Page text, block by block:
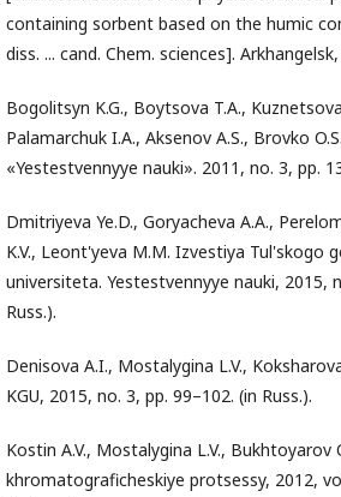
containing sorbent based on the humic
diss. ... cand. Chem. sciences].
Bogolitsyn K.G., Boytsova T.A.,
Palamarchuk I.A., Aksenov A.S., Brovko
«Yestestvennyye nauki». 2011, no. 3, pp.
Dmitriyeva Ye.D., Goryacheva A.A.,
K.V., Leont'yeva M.M. Izvestiya Tul'skogo
universiteta. Yestestvennyye nauki, 2015,
Russ.).
Denisova A.I., Mostalygina L.V.,
KGU, 2015, no. 3, pp. 99–102. (in Russ.).
Kostin A.V., Mostalygina L.V., Bukhtoyarov
khromatograficheskiye protsessy, 2012,